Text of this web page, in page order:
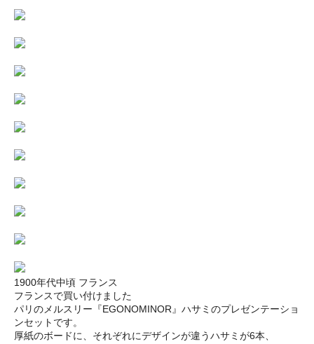
1900年代中頃 フランス
フランスで買い付けました
パリのメルスリー『EGONOMINOR』ハサミのプレゼンテーショ
ンセットです。
厚紙のボードに、それぞれにデザインが違うハサミが6本、